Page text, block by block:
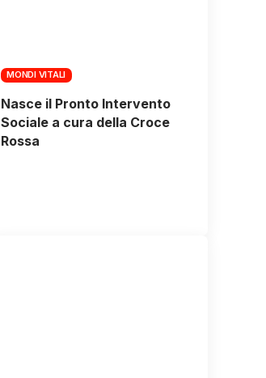
MONDI VITALI
Nasce il Pronto Intervento
Sociale a cura della Croce
Rossa